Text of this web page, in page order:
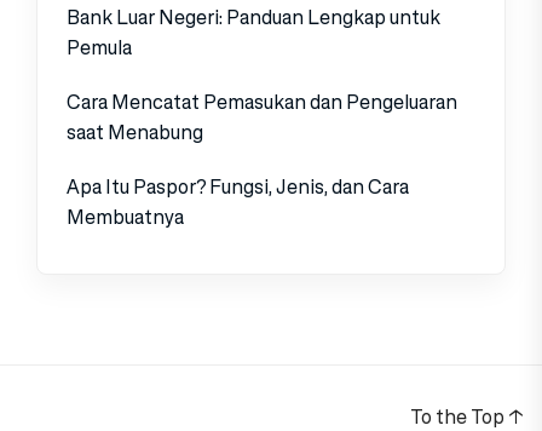
Bank Luar Negeri: Panduan Lengkap untuk
Pemula
Cara Mencatat Pemasukan dan Pengeluaran
saat Menabung
Apa Itu Paspor? Fungsi, Jenis, dan Cara
Membuatnya
To the Top ↑